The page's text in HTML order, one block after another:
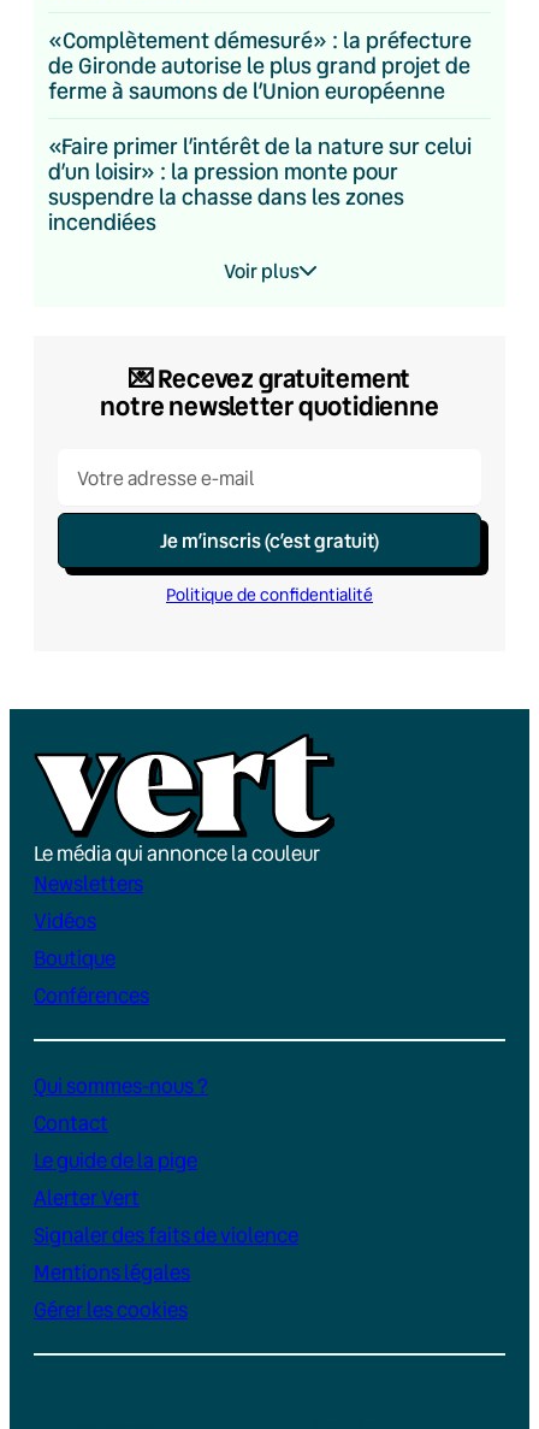
«Complètement démesuré» : la préfecture
de Gironde autorise le plus grand projet de
ferme à saumons de l’Union européenne
«Faire primer l’intérêt de la nature sur celui
d’un loisir» : la pression monte pour
suspendre la chasse dans les zones
incendiées
Voir plus
💌​ Recevez gratuitement
notre newsletter quotidienne
Je m’inscris (c’est gratuit)
Politique de confidentialité
Le média qui annonce la couleur
Newsletters
Vidéos
Boutique
Conférences
Qui sommes-nous ?
Contact
Le guide de la pige
Alerter Vert
Signaler des faits de violence
Mentions légales
Gérer les cookies